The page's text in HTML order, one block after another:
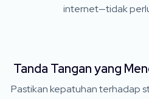
internet—tidak
Tanda Tangan yang
Pastikan kepatuhan terhadap